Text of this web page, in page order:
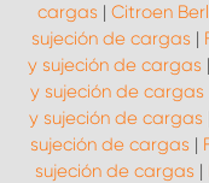
cargas | Citroen
sujeción de cargas |
y sujeción de cargas |
y sujeción de cargas
y sujeción de cargas
sujeción de cargas |
sujeción de cargas |